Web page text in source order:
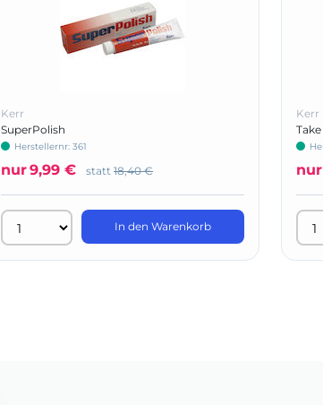
Kerr
SuperPolish
Herstellernr: 361
nur9,99 € statt 18,40 €
In den Warenkorb
Kerr
nur